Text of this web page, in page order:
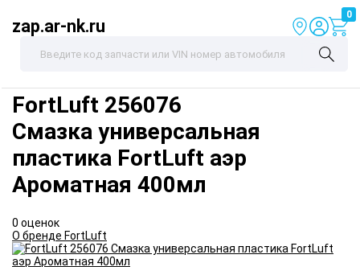
zap.ar-nk.ru
0
FortLuft 256076
Смазка универсальная
пластика FortLuft аэр
Ароматная 400мл
0 оценок
О бренде FortLuft